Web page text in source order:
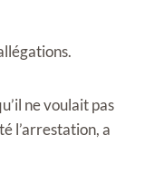
ne voulait pas
l’arrestation, a